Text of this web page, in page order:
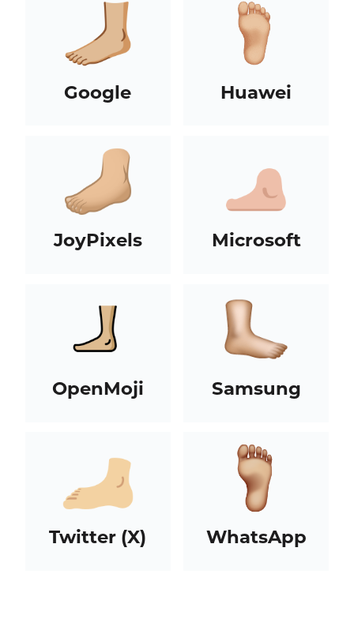
Google Huawei
JoyPixels Microsoft
OpenMoji Samsung
Twitter (X) WhatsApp